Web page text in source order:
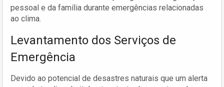
pessoal e da família durante emergências relacionadas
ao clima.
Levantamento dos Serviços de
Emergência
Devido ao potencial de desastres naturais que um alerta